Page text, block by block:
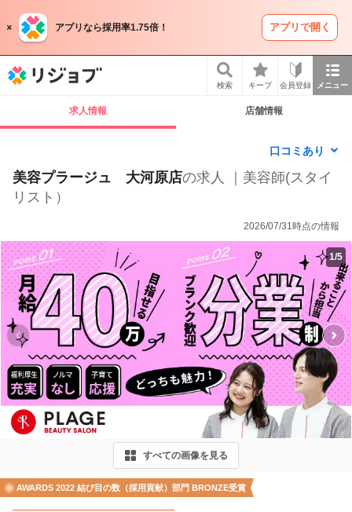
アプリなら採用率1.75倍！ アプリで開く
検索 キープ 会員登録 メニュー
求人情報 店舗情報
口コミあり
美容プラージュ 大河原店の求人 ｜美容師(スタイ
リスト）
2026/07/31時点の情報
1/5
すべての画像を見る
AWARDS 2022 結び目の数（採用貢献）部門 BRONZE受賞